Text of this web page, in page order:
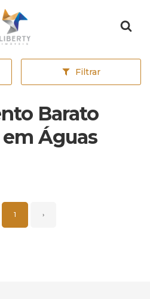
Página inicial
Filtrar
Barato
Águas
1 ›